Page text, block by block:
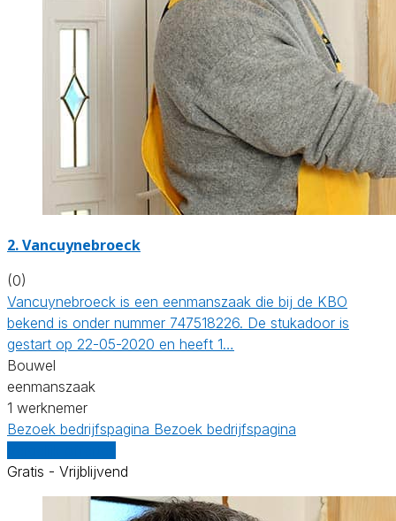
2. Vancuynebroeck
(0)
Vancuynebroeck is een eenmanszaak die bij de KBO
bekend is onder nummer 747518226. De stukadoor is
gestart op 22-05-2020 en heeft 1…
Bouwel
eenmanszaak
1 werknemer
Bezoek bedrijfspagina Bezoek bedrijfspagina
Gratis - Vrijblijvend